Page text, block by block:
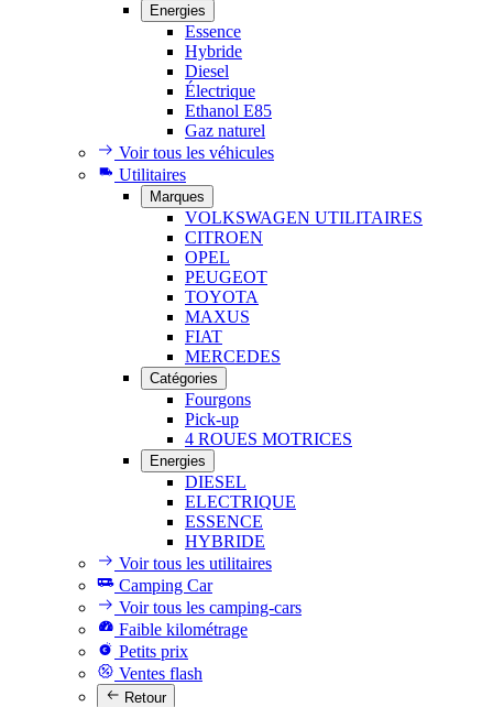
Energies
Essence
Hybride
Diesel
Électrique
Ethanol E85
Gaz naturel
Voir tous les véhicules
Utilitaires
Marques
VOLKSWAGEN UTILITAIRES
CITROEN
OPEL
PEUGEOT
TOYOTA
MAXUS
FIAT
MERCEDES
Catégories
Fourgons
Pick-up
4 ROUES MOTRICES
Energies
DIESEL
ELECTRIQUE
ESSENCE
HYBRIDE
Voir tous les utilitaires
Camping Car
Voir tous les camping-cars
Faible kilométrage
Petits prix
Ventes flash
Retour